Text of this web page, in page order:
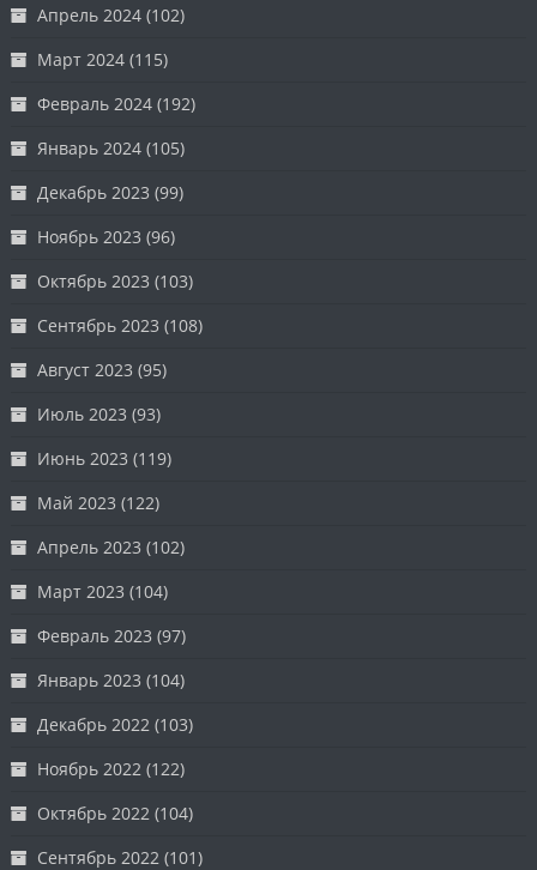
Апрель 2024 (102)
Март 2024 (115)
Февраль 2024 (192)
Январь 2024 (105)
Декабрь 2023 (99)
Ноябрь 2023 (96)
Октябрь 2023 (103)
Сентябрь 2023 (108)
Август 2023 (95)
Июль 2023 (93)
Июнь 2023 (119)
Май 2023 (122)
Апрель 2023 (102)
Март 2023 (104)
Февраль 2023 (97)
Январь 2023 (104)
Декабрь 2022 (103)
Ноябрь 2022 (122)
Октябрь 2022 (104)
Сентябрь 2022 (101)